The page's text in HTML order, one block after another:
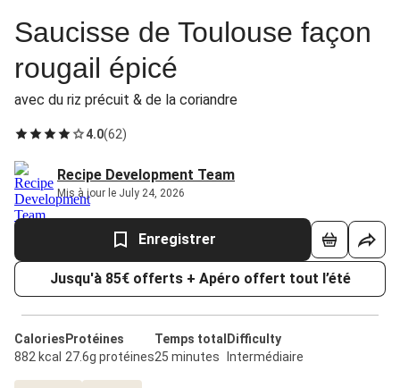
Saucisse de Toulouse façon
rougail épicé
avec du riz précuit & de la coriandre
4.0(62)
Recipe Development Team
Mis à jour le July 24, 2026
Enregistrer
Jusqu'à 85€ offerts + Apéro offert tout l’été
Calories
882 kcal
Protéines
27.6g protéines
Temps total
25 minutes
Difficulty
Intermédiaire